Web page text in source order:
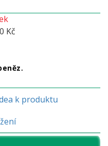
Kč
k produktu